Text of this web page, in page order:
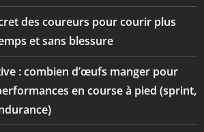
des coureurs pour courir plus
et sans blessure
: combien d’œufs manger pour
en course à pied (sprint,